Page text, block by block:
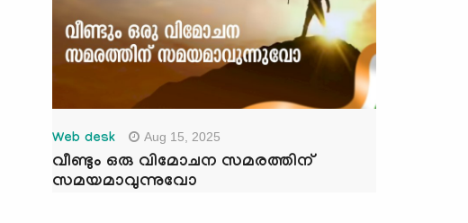
Web desk Aug 15, 2025
വീണ്ടും ഒരു വിമോചന സമരത്തിന്
സമയമാവുന്നുവോ